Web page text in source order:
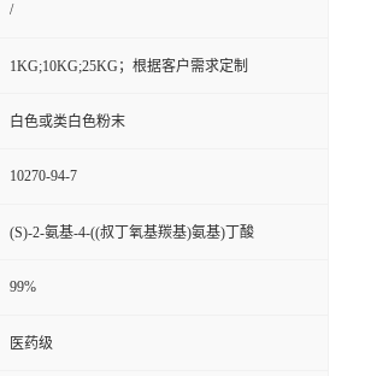
/
1KG;10KG;25KG；根据客户需求定制
白色或类白色粉末
10270-94-7
(S)-2-氨基-4-((叔丁氧基羰基)氨基)丁酸
99%
医药级